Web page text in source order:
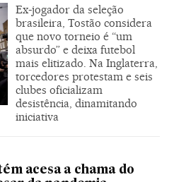
Ex-jogador da seleção
brasileira, Tostão considera
que novo torneio é “um
absurdo” e deixa futebol
mais elitizado. Na Inglaterra,
torcedores protestam e seis
clubes oficializam
desistência, dinamitando
iniciativa
acesa a chama do